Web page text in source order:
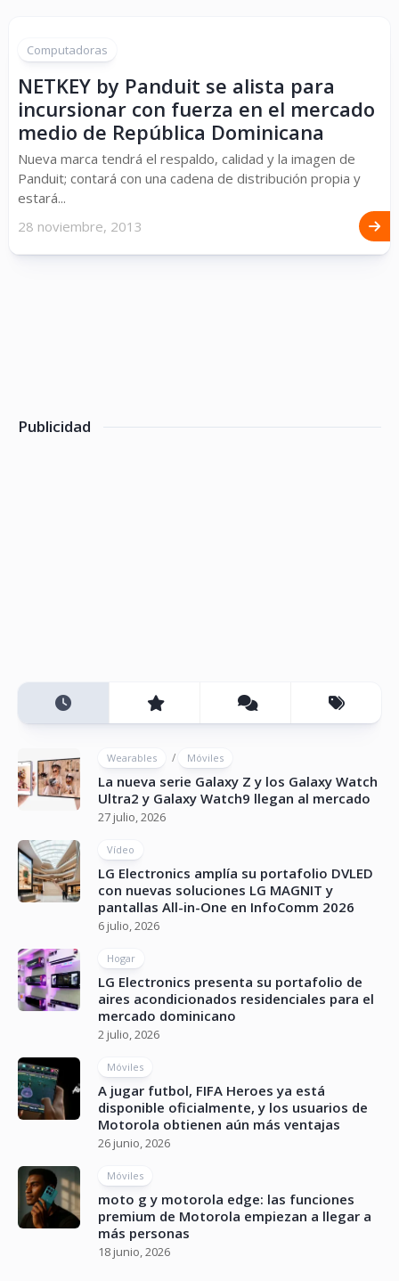
Computadoras
NETKEY by Panduit se alista para
incursionar con fuerza en el mercado
medio de República Dominicana
Nueva marca tendrá el respaldo, calidad y la imagen de
Panduit; contará con una cadena de distribución propia y
estará...
28 noviembre, 2013
Publicidad
Wearables / Móviles
La nueva serie Galaxy Z y los Galaxy Watch
Ultra2 y Galaxy Watch9 llegan al mercado
27 julio, 2026
Vídeo
LG Electronics amplía su portafolio DVLED
con nuevas soluciones LG MAGNIT y
pantallas All-in-One en InfoComm 2026
6 julio, 2026
Hogar
LG Electronics presenta su portafolio de
aires acondicionados residenciales para el
mercado dominicano
2 julio, 2026
Móviles
A jugar futbol, FIFA Heroes ya está
disponible oficialmente, y los usuarios de
Motorola obtienen aún más ventajas
26 junio, 2026
Móviles
moto g y motorola edge: las funciones
premium de Motorola empiezan a llegar a
más personas
18 junio, 2026